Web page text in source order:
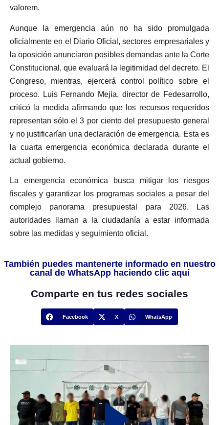
valorem.
Aunque la emergencia aún no ha sido promulgada
oficialmente en el Diario Oficial, sectores empresariales y
la oposición anunciaron posibles demandas ante la Corte
Constitucional, que evaluará la legitimidad del decreto. El
Congreso, mientras, ejercerá control político sobre el
proceso. Luis Fernando Mejía, director de Fedesarrollo,
criticó la medida afirmando que los recursos requeridos
representan sólo el 3 por ciento del presupuesto general
y no justificarían una declaración de emergencia. Esta es
la cuarta emergencia económica declarada durante el
actual gobierno.
La emergencia económica busca mitigar los riesgos
fiscales y garantizar los programas sociales a pesar del
complejo panorama presupuestal para 2026. Las
autoridades llaman a la ciudadanía a estar informada
sobre las medidas y seguimiento oficial.
También puedes mantenerte informado en nuestro
canal de WhatsApp haciendo clic aquí
Comparte en tus redes sociales
Facebook X WhatsApp